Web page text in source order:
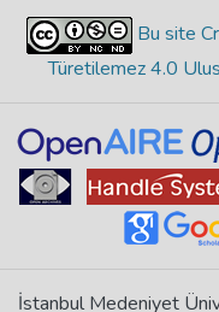
Bu site
Türetilemez 4.0
İstanbul Medeniyet